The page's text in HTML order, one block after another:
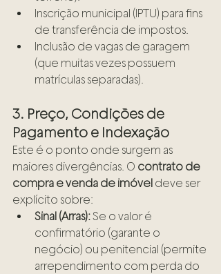
Inscrição municipal (IPTU) para fins
de transferência de impostos.
Inclusão de vagas de garagem
(que muitas vezes possuem
matrículas separadas).
3. Preço, Condições de
Pagamento e Indexação
Este é o ponto onde surgem as
maiores divergências. O contrato de
compra e venda de imóvel deve ser
explícito sobre:
Sinal (Arras): Se o valor é
confirmatório (garante o
negócio) ou penitencial (permite
arrependimento com perda do